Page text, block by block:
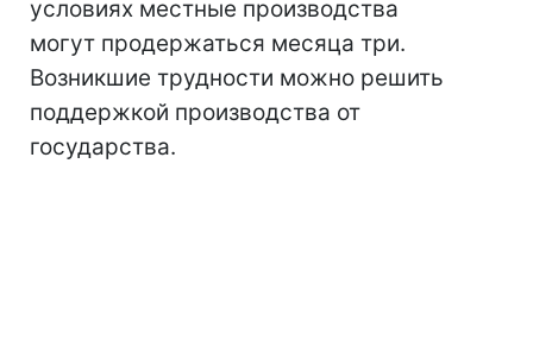
условиях местные производства
могут продержаться месяца три.
Возникшие трудности можно решить
поддержкой производства от
государства.